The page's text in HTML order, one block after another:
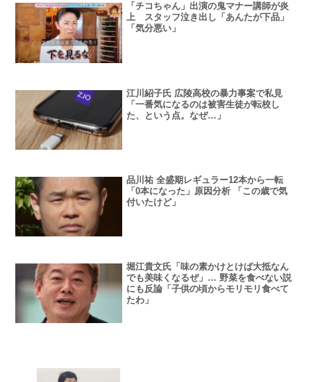
「チコちゃん」出演の鬼マナー講師が炎
上 スタッフ泣き出し「あんたが下品」
「気分悪い」
江川紹子氏 広陵高校の暴力事案で私見
「一番気になるのは被害生徒が転校し
た、という点。なぜ…」
品川祐 全盛期レギュラー12本から一転
「0本になった」原因分析 「この歳で気
付いたけど」
堀江貴文氏「味の素かけとけば大抵なん
でも美味くなるぜ」… 野菜を食べない説
にも反論「子供の頃からモリモリ食べて
たわ」